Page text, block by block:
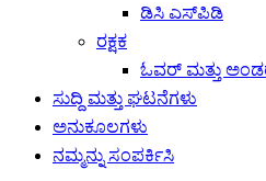
ಡಿಸಿ ಎಸ್‌ಪಿಡಿ
ರಕ್ಷಕ
ಓವರ್ ಮತ್ತು
ಸುದ್ದಿ ಮತ್ತು ಘಟನೆಗಳು
ಅನುಕೂಲಗಳು
ನಮ್ಮನ್ನು ಸಂಪರ್ಕಿಸಿ